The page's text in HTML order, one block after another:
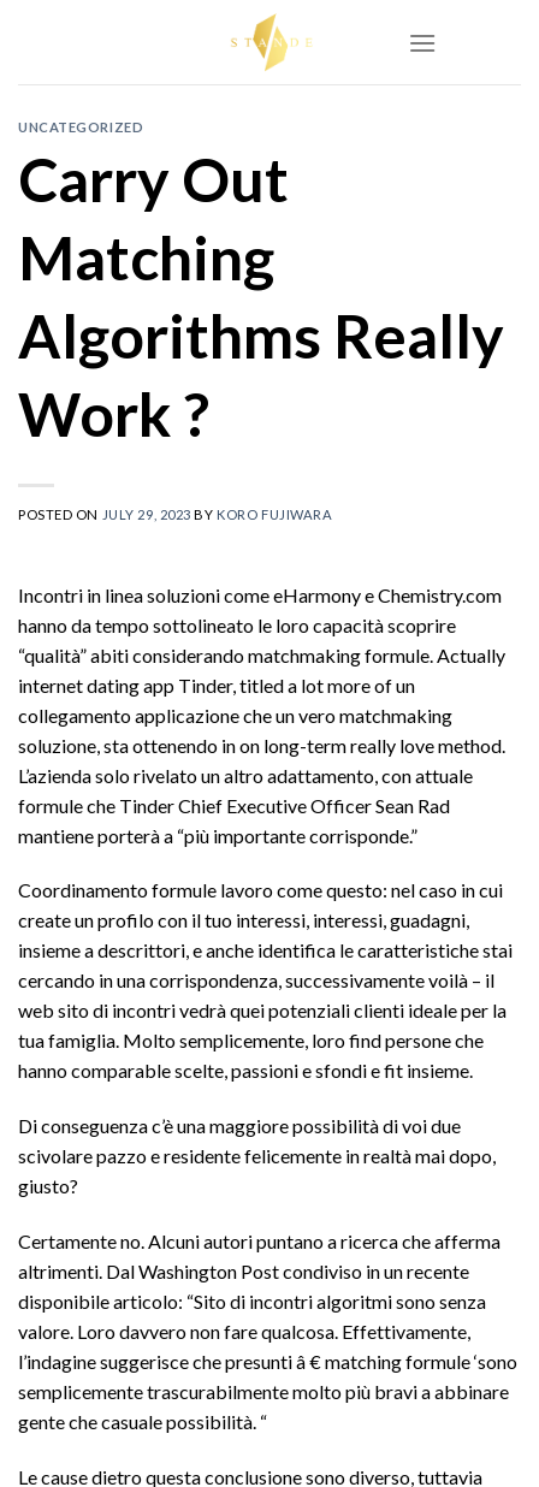
UNCATEGORIZED
Carry Out
Matching
Algorithms Really
Work ?
POSTED ON JULY 29, 2023 BY KORO FUJIWARA
Incontri in linea soluzioni come eHarmony e Chemistry.com
hanno da tempo sottolineato le loro capacità scoprire
“qualità” abiti considerando matchmaking formule. Actually
internet dating app Tinder, titled a lot more of un
collegamento applicazione che un vero matchmaking
soluzione, sta ottenendo in on long-term really love method.
L’azienda solo rivelato un altro adattamento, con attuale
formule che Tinder Chief Executive Officer Sean Rad
mantiene porterà a “più importante corrisponde.”
Coordinamento formule lavoro come questo: nel caso in cui
create un profilo con il tuo interessi, interessi, guadagni,
insieme a descrittori, e anche identifica le caratteristiche stai
cercando in una corrispondenza, successivamente voilà – il
web sito di incontri vedrà quei potenziali clienti ideale per la
tua famiglia. Molto semplicemente, loro find persone che
hanno comparable scelte, passioni e sfondi e fit insieme.
Di conseguenza c’è una maggiore possibilità di voi due
scivolare pazzo e residente felicemente in realtà mai dopo,
giusto?
Certamente no. Alcuni autori puntano a ricerca che afferma
altrimenti. Dal Washington Post condiviso in un recente
disponibile articolo: “Sito di incontri algoritmi sono senza
valore. Loro davvero non fare qualcosa. Effettivamente,
l’indagine suggerisce che presunti â € matching formule ‘sono
semplicemente trascurabilmente molto più bravi a abbinare
gente che casuale possibilità. “
Le cause dietro questa conclusione sono diverso, tuttavia